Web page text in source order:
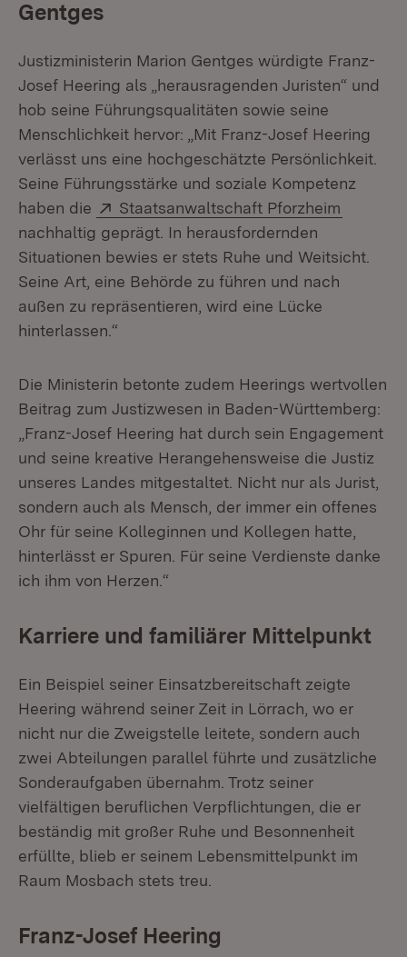
Gentges
Justizministerin Marion Gentges würdigte Franz-
Josef Heering als „herausragenden Juristen“ und
hob seine Führungsqualitäten sowie seine
Menschlichkeit hervor: „Mit Franz-Josef Heering
verlässt uns eine hochgeschätzte Persönlichkeit.
Seine Führungsstärke und soziale Kompetenz
haben die
Extern:
Staatsanwaltschaft Pforzheim
nachhaltig geprägt. In herausfordernden
Situationen bewies er stets Ruhe und Weitsicht.
Seine Art, eine Behörde zu führen und nach
außen zu repräsentieren, wird eine Lücke
hinterlassen.“
Die Ministerin betonte zudem Heerings wertvollen
Beitrag zum Justizwesen in Baden-Württemberg:
„Franz-Josef Heering hat durch sein Engagement
und seine kreative Herangehensweise die Justiz
unseres Landes mitgestaltet. Nicht nur als Jurist,
sondern auch als Mensch, der immer ein offenes
Ohr für seine Kolleginnen und Kollegen hatte,
hinterlässt er Spuren. Für seine Verdienste danke
ich ihm von Herzen.“
Karriere und familiärer Mittelpunkt
Ein Beispiel seiner Einsatzbereitschaft zeigte
Heering während seiner Zeit in Lörrach, wo er
nicht nur die Zweigstelle leitete, sondern auch
zwei Abteilungen parallel führte und zusätzliche
Sonderaufgaben übernahm. Trotz seiner
vielfältigen beruflichen Verpflichtungen, die er
beständig mit großer Ruhe und Besonnenheit
erfüllte, blieb er seinem Lebensmittelpunkt im
Raum Mosbach stets treu.
Franz-Josef Heering